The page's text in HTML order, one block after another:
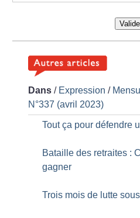
Dans / Expression /
N°337 (avril 2023)
Tout ça pour défendre
Bataille des retraites :
gagner
Trois mois de lutte